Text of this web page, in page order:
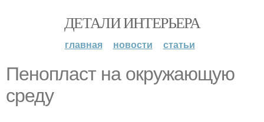
ДЕТАЛИ ИНТЕРЬЕРА
главная новости статьи
Пенопласт на окружающую
среду